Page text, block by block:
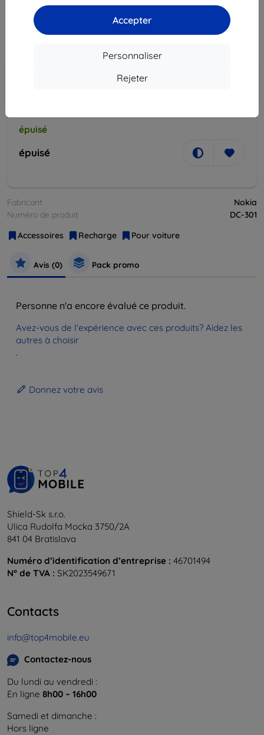
Accepter
Personnaliser
Rejeter
17,90 €
16,12 €
Réduction avec coupon
épuisé
épuisé
Fabricant
Nokia
Numéro de produit
DC-301
Accessoires
Recharge Pour voiture
Avis (0) Pack promo
Personne n'a encore évalué ce produit.
Avez-vous de l'expérience avec ces produits? Aidez les
autres à choisir
.
Donnez votre avis
Shield-Sk s.r.o.
Ulica Rudolfa Mocka 3750/2A
841 04 Bratislava
Numéro d’identification d’entreprise : 46701494
N° de TVA : SK2023549671
Contacts
info@top4mobile.eu
Contactez-nous
Du lundi au vendredi :
En ligne 8h00 – 16h00
Samedi et dimanche :
Hors ligne